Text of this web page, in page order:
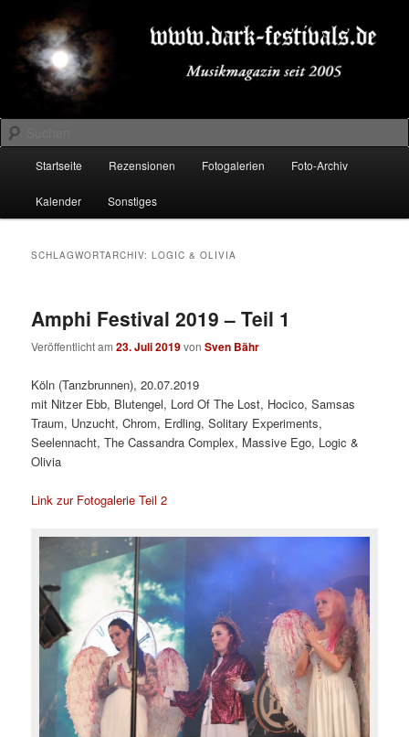
primären
Inhalt
springen
sekundären
Inhalt
springenDARK-FESTIVALS.DE
Suchen
Startseite Rezensionen Fotogalerien Foto-Archiv
Kalender Sonstiges
SCHLAGWORTARCHIV:LOGIC & OLIVIA
Amphi Festival 2019 – Teil 1
Veröffentlicht am23. Juli 2019vonSven Bähr
Köln (Tanzbrunnen), 20.07.2019
mit Nitzer Ebb, Blutengel, Lord Of The Lost, Hocico, Samsas
Traum, Unzucht, Chrom, Erdling, Solitary Experiments,
Seelennacht, The Cassandra Complex, Massive Ego, Logic &
Olivia
Link zur Fotogalerie Teil 2